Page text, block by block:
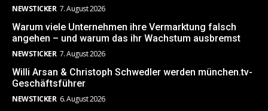
NEWSTICKER 7. August 2026
Warum viele Unternehmen ihre Vermarktung falsch
angehen – und warum das ihr Wachstum ausbremst
NEWSTICKER 7. August 2026
Willi Arsan & Christoph Schwedler werden münchen.tv-
Geschäftsführer
NEWSTICKER 6. August 2026